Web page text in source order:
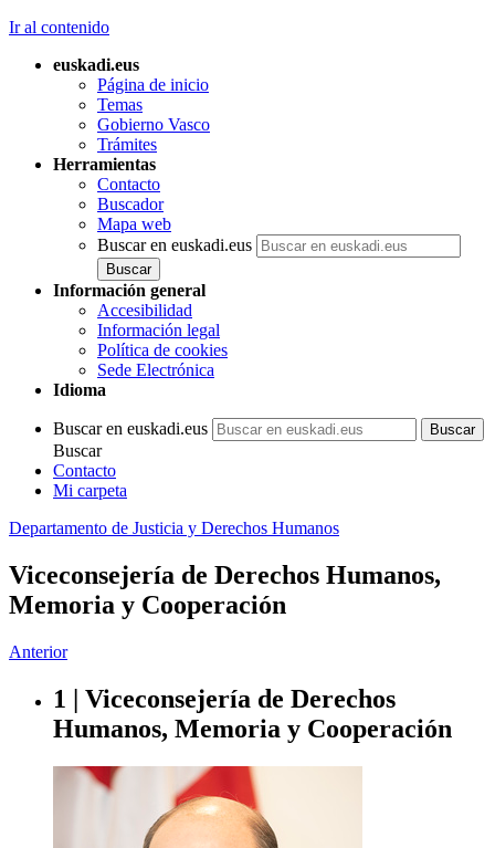
Ir al contenido
euskadi.eus
Página de inicio
Temas
Gobierno Vasco
Trámites
Herramientas
Contacto
Buscador
Mapa web
Buscar en euskadi.eus
Información general
Accesibilidad
Información legal
Política de cookies
Sede Electrónica
Idioma
Buscar en euskadi.eus
Buscar
Contacto
Mi carpeta
Departamento de Justicia y Derechos Humanos
Viceconsejería de Derechos Humanos,
Memoria y Cooperación
Anterior
1 | Viceconsejería de Derechos
Humanos, Memoria y Cooperación